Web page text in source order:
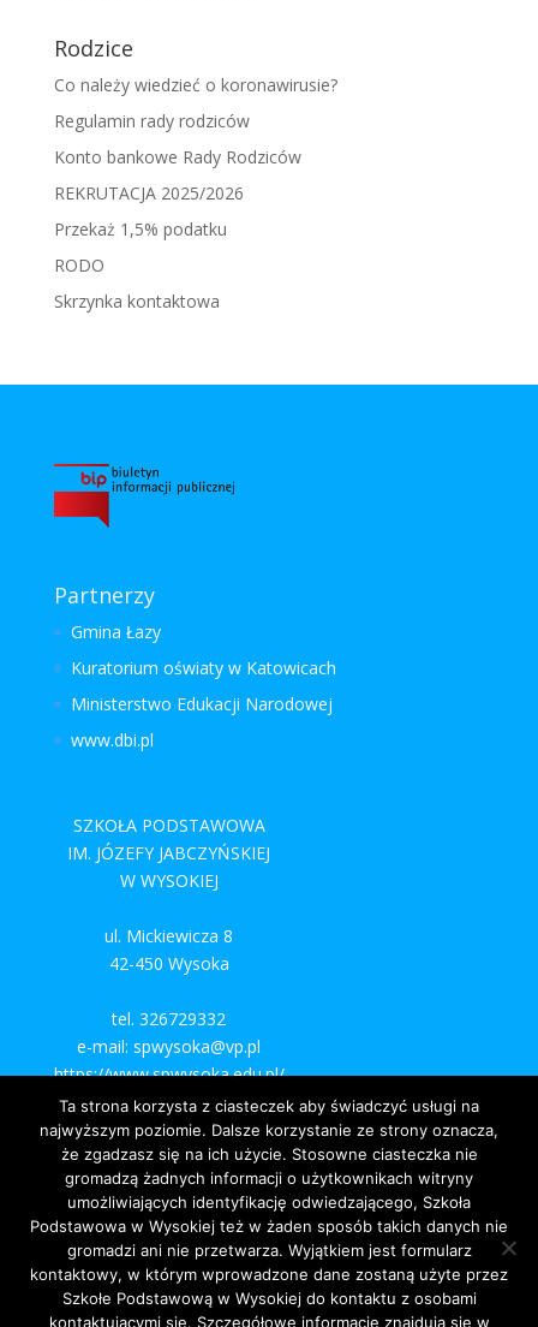
Rodzice
Co należy wiedzieć o koronawirusie?
Regulamin rady rodziców
Konto bankowe Rady Rodziców
REKRUTACJA 2025/2026
Przekaż 1,5% podatku
RODO
Skrzynka kontaktowa
Partnerzy
Gmina Łazy
Kuratorium oświaty w Katowicach
Ministerstwo Edukacji Narodowej
www.dbi.pl
SZKOŁA PODSTAWOWA
IM. JÓZEFY JABCZYŃSKIEJ
W WYSOKIEJ
ul. Mickiewicza 8
42-450 Wysoka
tel. 326729332
e-mail: spwysoka@vp.pl
https://www.spwysoka.edu.pl/
Ta strona korzysta z ciasteczek aby świadczyć usługi na
najwyższym poziomie. Dalsze korzystanie ze strony oznacza,
że zgadzasz się na ich użycie. Stosowne ciasteczka nie
gromadzą żadnych informacji o użytkownikach witryny
umożliwiających identyfikację odwiedzającego, Szkoła
Podstawowa w Wysokiej też w żaden sposób takich danych nie
gromadzi ani nie przetwarza. Wyjątkiem jest formularz
kontaktowy, w którym wprowadzone dane zostaną użyte przez
Szkołe Podstawową w Wysokiej do kontaktu z osobami
kontaktującymi się. Szczegółowe informacje znajdują się w